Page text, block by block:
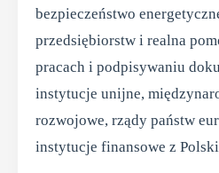
bezpieczeństwo
przedsiębiorstw i realna
pracach i podpisywaniu
instytucje unijne,
rozwojowe, rządy państw
instytucje finansowe z